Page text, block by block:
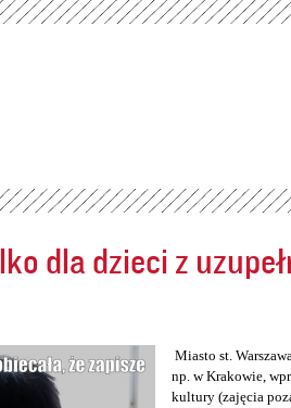
dla dzieci z
Miasto st.
np. w Krakowie,
kultury (zajęcia